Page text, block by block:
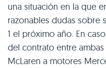
una situación en la que
razonables dudas sobre
1 el próximo año. En
del contrato entre
McLaren a motores